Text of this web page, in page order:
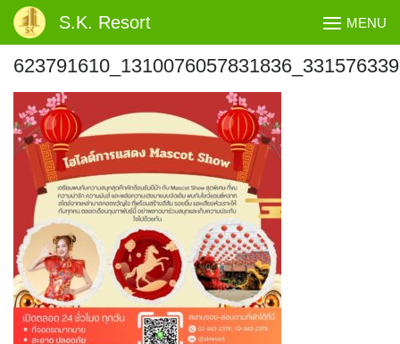
Skip
S.K. Resort MENU